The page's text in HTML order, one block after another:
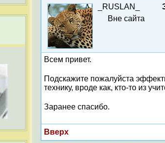
_RUSLAN_
Вне сайта
Всем привет.
Подскажите пожалуйста
технику, вроде как, кто-то из
Заранее спасибо.
Вверх